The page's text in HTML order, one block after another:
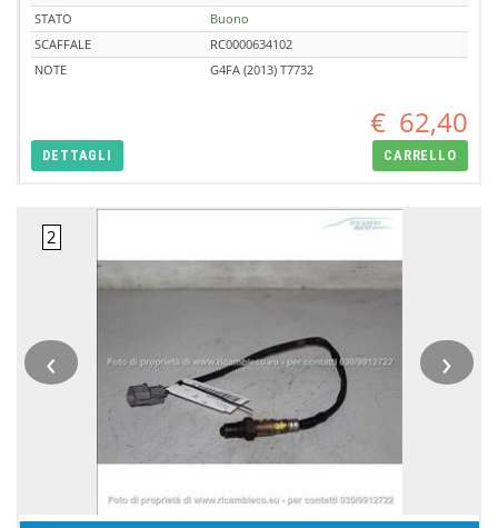
STATO
Buono
SCAFFALE
RC0000634102
NOTE
G4FA (2013) T7732
€ 62,40
DETTAGLI CARRELLO
‹ ›